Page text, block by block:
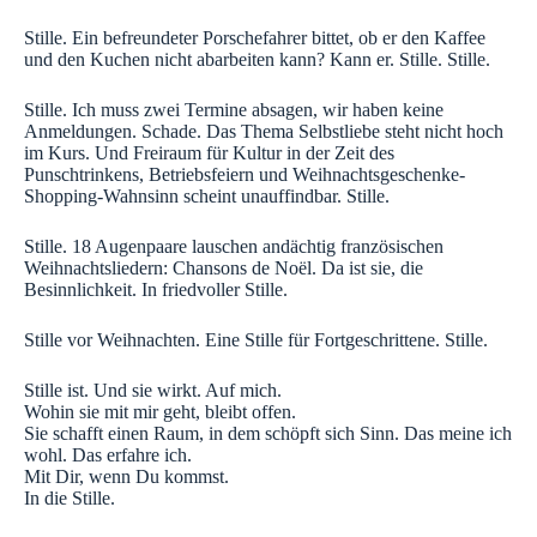
Stille. Ein befreundeter Porschefahrer bittet, ob er den Kaffee
und den Kuchen nicht abarbeiten kann? Kann er. Stille. Stille.
Stille. Ich muss zwei Termine absagen, wir haben keine
Anmeldungen. Schade. Das Thema Selbstliebe steht nicht hoch
im Kurs. Und Freiraum für Kultur in der Zeit des
Punschtrinkens, Betriebsfeiern und Weihnachtsgeschenke-
Shopping-Wahnsinn scheint unauffindbar. Stille.
Stille. 18 Augenpaare lauschen andächtig französischen
Weihnachtsliedern: Chansons de Noël. Da ist sie, die
Besinnlichkeit. In friedvoller Stille.
Stille vor Weihnachten. Eine Stille für Fortgeschrittene. Stille.
Stille ist. Und sie wirkt. Auf mich.
Wohin sie mit mir geht, bleibt offen.
Sie schafft einen Raum, in dem schöpft sich Sinn. Das meine ich
wohl. Das erfahre ich.
Mit Dir, wenn Du kommst.
In die Stille.